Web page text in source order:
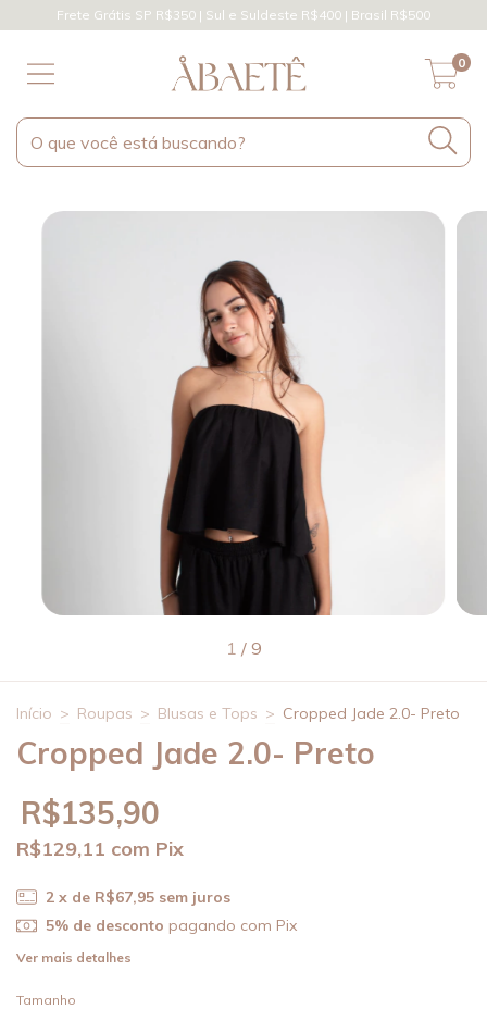
Frete Grátis SP R$350 | Sul e Suldeste R$400 | Brasil R$500
0
1 / 9
Início > Roupas > Blusas e Tops > Cropped Jade 2.0- Preto
Cropped Jade 2.0- Preto
R$135,90
R$129,11 com Pix
2 x de R$67,95 sem juros
5% de desconto pagando com Pix
Ver mais detalhes
Tamanho